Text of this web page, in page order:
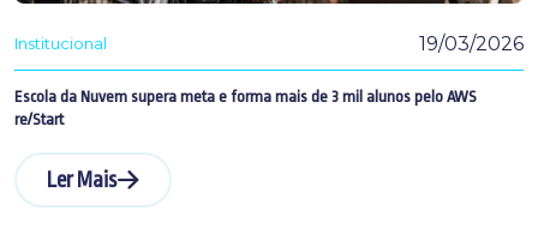
Institucional 19/03/2026
Escola da Nuvem supera meta e forma mais de 3 mil alunos pelo AWS
re/Start
Ler Mais